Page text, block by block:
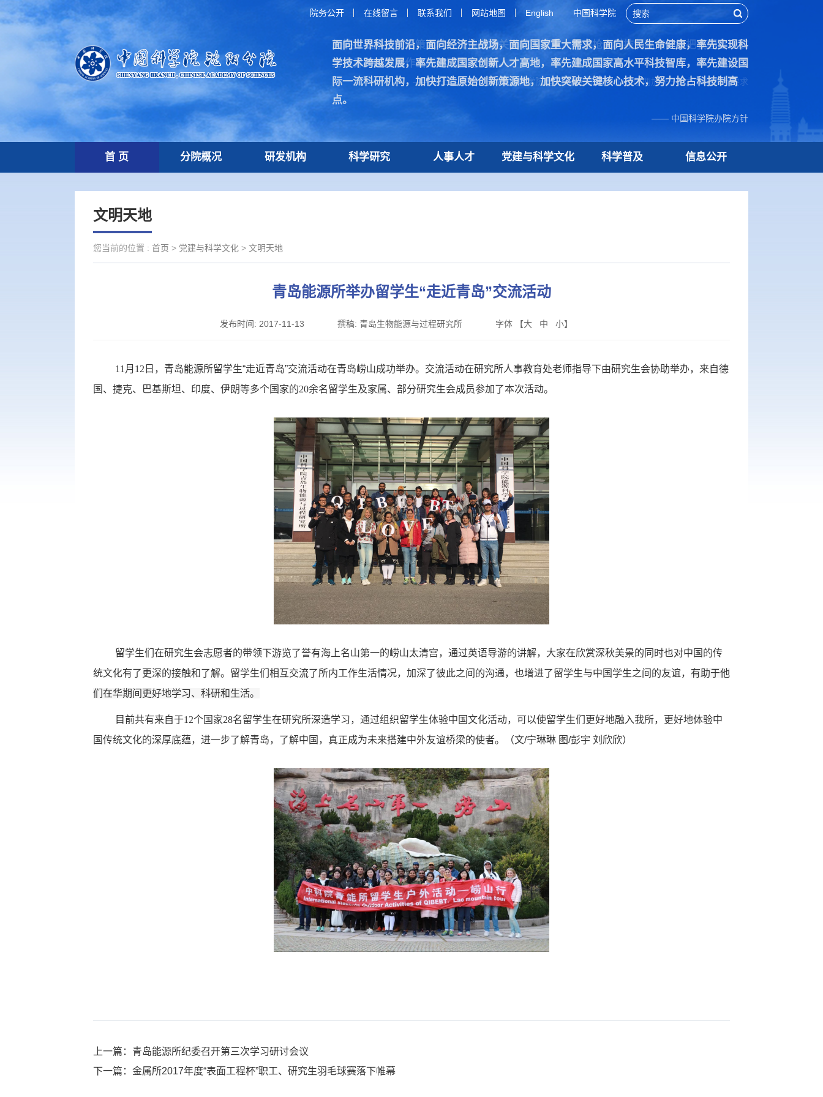
院务公开 在线留言 联系我们 网站地图 English 中国科学院
面向世界科技前沿，面向经济主战场，面向国家重大需求，面向人民生命健康，率先实现科
学技术跨越发展，率先建成国家创新人才高地，率先建成国家高水平科技智库，率先建设国
际一流科研机构，加快打造原始创新策源地，加快突破关键核心技术，努力抢占科技制高
点。
—— 中国科学院办院方针
加快打造原始创新策源地，加快突破关键核心技术，努力抢占科技制高点，为把我国建设成
为世界科技强国作出新的更大的贡献。
—— 习近平总书记在致中国科学院建院70周年贺信中作出的“两加快一努力”重要指示要求
首 页 分院概况 研发机构 科学研究 人事人才 党建与科学文化 科学普及 信息公开
文明天地
您当前的位置 : 首页 > 党建与科学文化 > 文明天地
青岛能源所举办留学生“走近青岛”交流活动
发布时间: 2017-11-13 撰稿: 青岛生物能源与过程研究所 字体 【大 中 小】
11 月 12 日，青岛能源所留学生“走近青岛”交流活动在青岛崂山成功举办。交流活动在研究所人事教育处老师指导下由研究生会协助举办，来自德
国、捷克、巴基斯坦、印度、伊朗等多个国家的20余名留学生及家属、部分研究生会成员参加了本次活动。
留学生们在研究生会志愿者的带领下游览了誉有海上名山第一的崂山太清宫，通过英语导游的讲解，大家在欣赏深秋美景的同时也对中国的传
统文化有了更深的接触和了解。留学生们相互交流了所内工作生活情况，加深了彼此之间的沟通，也增进了留学生与中国学生之间的友谊， 有助于他
们在华期间更好地学习、科研和生活。
目前共有来自于12个国家28名留学生在研究所深造学习，通过组织留学生体验中国文化活动，可以使留学生们更好地融入我所，更好地体验中
国传统文化的深厚底蕴，进一步了解青岛，了解中国，真正成为未来搭建中外友谊桥梁的使者。（文/宁琳琳 图/彭宇 刘欣欣）
上一篇：青岛能源所纪委召开第三次学习研讨会议
下一篇：金属所2017年度“表面工程杯”职工、研究生羽毛球赛落下帷幕